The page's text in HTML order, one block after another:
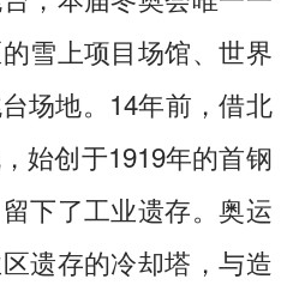
雪上项目场馆、世界
场地。14年前，借北
始创于1919年的首钢
下了工业遗存。奥运
遗存的冷却塔，与造